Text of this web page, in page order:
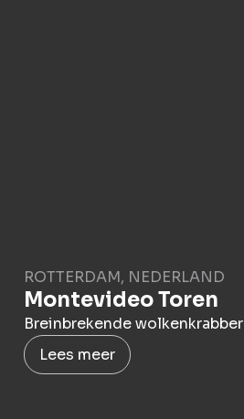
ROTTERDAM, NEDERLAND
Montevideo Toren
Breinbrekende wolkenkrabber
Lees meer